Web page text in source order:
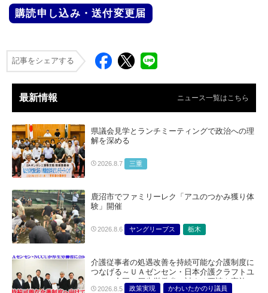
購読申し込み・送付変更届
記事をシェアする
最新情報 ニュース一覧はこちら
県議会見学とランチミーティングで政治への理
解を深める
2026.8.7 三重
鹿沼市でファミリーレク「アユのつかみ獲り体
験」開催
2026.8.6 ヤングリーブス 栃木
介護従事者の処遇改善を持続可能な介護制度に
つなげる～ＵＡゼンセン・日本介護クラフトユ
ニオン合同で厚生労働省に対する要請を実施～
2026.8.5 政策実現
かわいたかのり議員